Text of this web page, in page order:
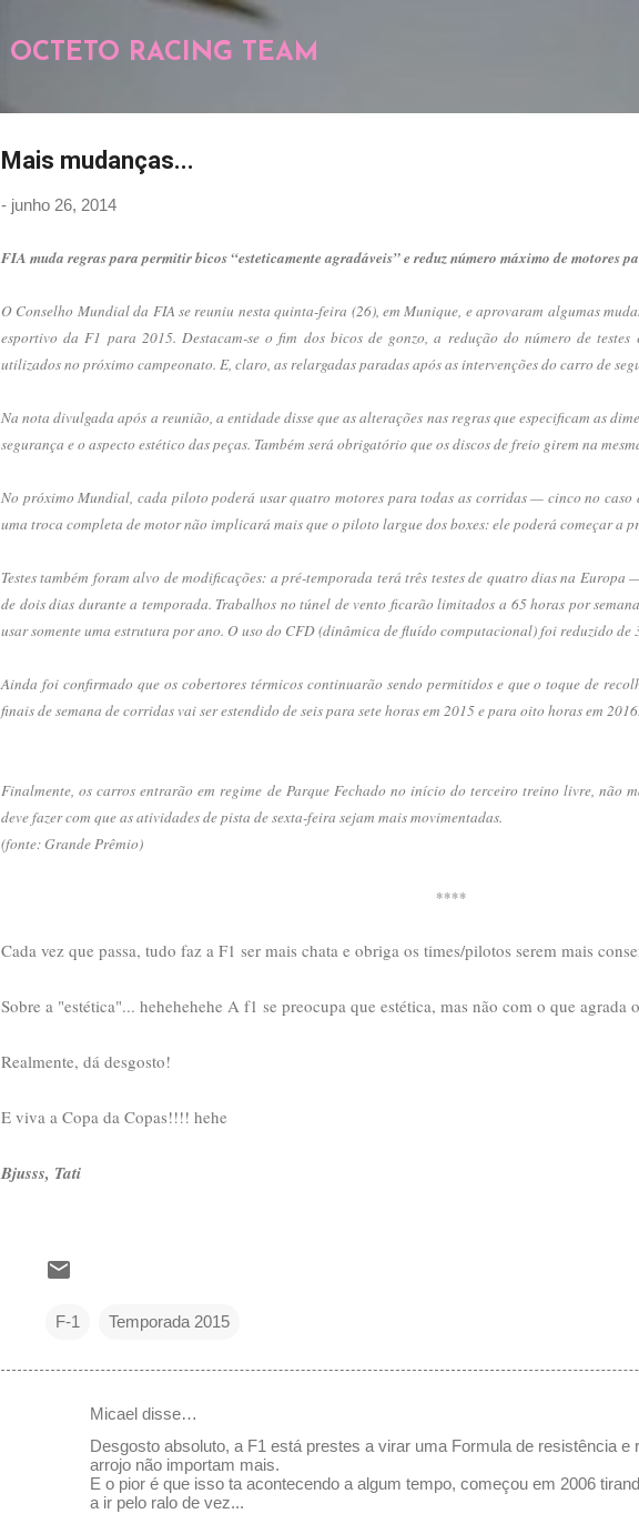
OCTETO RACING TEAM
Mais mudanças...
- junho 26, 2014
FIA muda regras para permitir bicos “esteticamente agradáveis” e reduz número máximo de motores
O Conselho Mundial da FIA se reuniu nesta quinta-feira (26), em Munique, e aprovaram algumas
esportivo da F1 para 2015. Destacam-se o fim dos bicos de gonzo, a redução do número de
utilizados no próximo campeonato. E, claro, as relargadas paradas após as intervenções do carro de
Na nota divulgada após a reunião, a entidade disse que as alterações nas regras que especificam as
segurança e o aspecto estético das peças. Também será obrigatório que os discos de freio girem na
No próximo Mundial, cada piloto poderá usar quatro motores para todas as corridas — cinco no caso
uma troca completa de motor não implicará mais que o piloto largue dos boxes: ele poderá começar a
Testes também foram alvo de modificações: a pré-temporada terá três testes de quatro dias na
de dois dias durante a temporada. Trabalhos no túnel de vento ficarão limitados a 65 horas por
usar somente uma estrutura por ano. O uso do CFD (dinâmica de fluído computacional) foi reduzido de
Ainda foi confirmado que os cobertores térmicos continuarão sendo permitidos e que o toque de
finais de semana de corridas vai ser estendido de seis para sete horas em 2015 e para oito horas em 2016.
Finalmente, os carros entrarão em regime de Parque Fechado no início do terceiro treino livre, não
deve fazer com que as atividades de pista de sexta-feira sejam mais movimentadas.
(fonte: Grande Prêmio)
****
Cada vez que passa, tudo faz a F1 ser mais chata e obriga os times/pilotos serem mais
Sobre a "estética"... hehehehehe A f1 se preocupa que estética, mas não com o que agrada
Realmente, dá desgosto!
E viva a Copa da Copas!!!! hehe
Bjusss, Tati
F-1 Temporada 2015
Micael disse…
Desgosto absoluto, a F1 está prestes a virar uma Formula de resistência e
arrojo não importam mais.
E o pior é que isso ta acontecendo a algum tempo, começou em 2006
a ir pelo ralo de vez...